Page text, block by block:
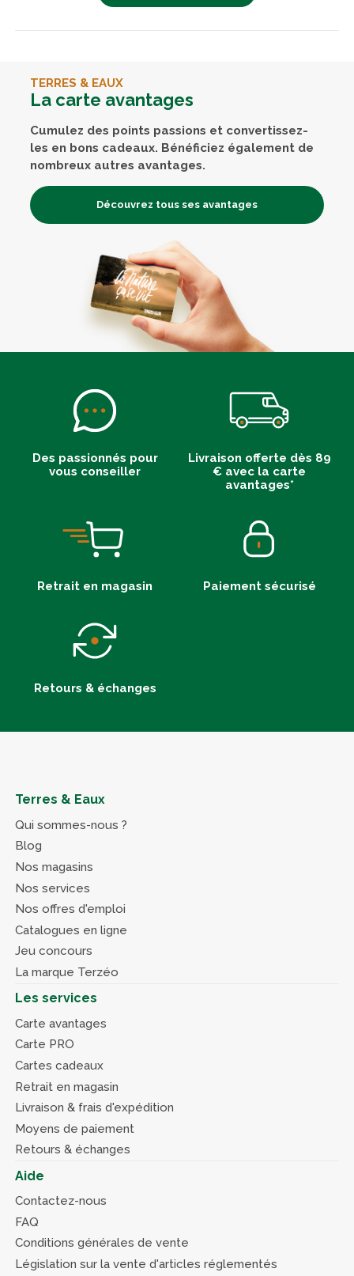
TERRES & EAUX
La carte avantages
Cumulez des points passions et convertissez-
les en bons cadeaux. Bénéficiez également de
nombreux autres avantages.
Découvrez tous ses avantages
Des passionnés pour
vous conseiller
Livraison offerte dès 89
€ avec la carte
avantages*
Retrait en magasin Paiement sécurisé
Retours & échanges
Terres & Eaux
Qui sommes-nous ?
Blog
Nos magasins
Nos services
Nos offres d'emploi
Catalogues en ligne
Jeu concours
La marque Terzéo
Les services
Carte avantages
Carte PRO
Cartes cadeaux
Retrait en magasin
Livraison & frais d'expédition
Moyens de paiement
Retours & échanges
Aide
Contactez-nous
FAQ
Conditions générales de vente
Législation sur la vente d'articles réglementés